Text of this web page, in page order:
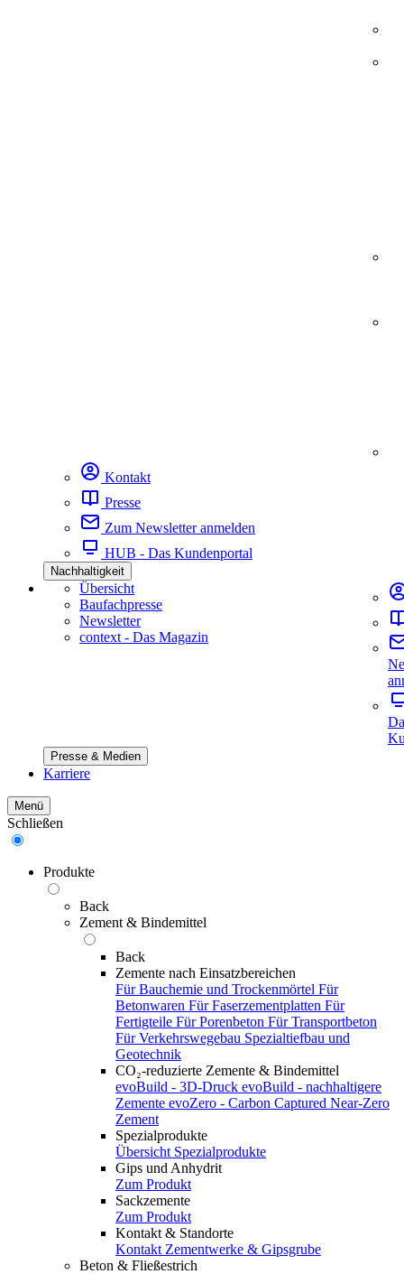
Kontakt
Presse
Zum Newsletter anmelden
HUB - Das Kundenportal
Nachhaltigkeit
Übersicht
Baufachpresse
Newsletter
context - Das Magazin
Presse & Medien
Karriere
Menü
Schließen
Produkte
Back
Zement & Bindemittel
Back
Zemente nach Einsatzbereichen
Für Bauchemie und Trockenmörtel Für
Betonwaren Für Faserzementplatten Für
Fertigteile Für Porenbeton Für Transportbeton
Für Verkehrswegebau Spezialtiefbau und
Geotechnik
CO₂-reduzierte Zemente & Bindemittel
evoBuild - 3D-Druck evoBuild - nachhaltigere
Zemente evoZero - Carbon Captured Near-Zero
Zement
Spezialprodukte
Übersicht Spezialprodukte
Gips und Anhydrit
Zum Produkt
Sackzemente
Zum Produkt
Kontakt & Standorte
Kontakt Zementwerke & Gipsgrube
Beton & Fließestrich